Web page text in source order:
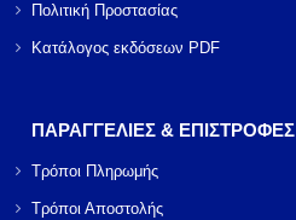
Πολιτική Προστασίας
Κατάλογος εκδόσεων PDF
ΠΑΡΑΓΓΕΛΙΕΣ & ΕΠΙΣΤΡΟΦΕΣ
Τρόποι Πληρωμής
Τρόποι Αποστολής